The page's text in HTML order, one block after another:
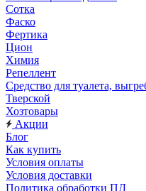
Сотка
Фаско
Фертика
Цион
Химия
Репеллент
Средство для туалета,
Тверской
Хозтовары
Акции
Блог
Как купить
Условия оплаты
Условия доставки
Политика обработки ПД